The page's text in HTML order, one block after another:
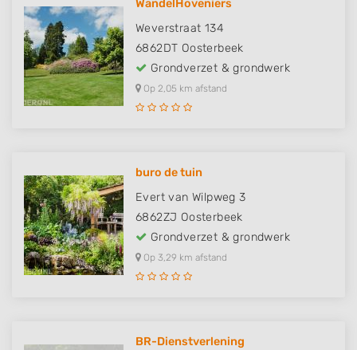
WandelHoveniers
Weverstraat 134
6862DT Oosterbeek
Grondverzet & grondwerk
Op 2,05 km afstand
buro de tuin
Evert van Wilpweg 3
6862ZJ Oosterbeek
Grondverzet & grondwerk
Op 3,29 km afstand
BR-Dienstverlening